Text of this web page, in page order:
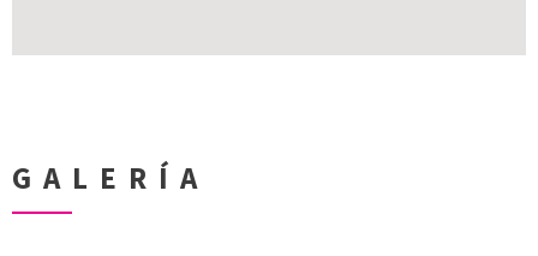
GALERÍA